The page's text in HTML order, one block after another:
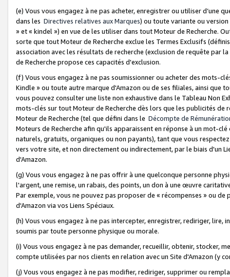
(e) Vous vous engagez à ne pas acheter, enregistrer ou utiliser d’une
dans les Directives relatives aux Marques) ou toute variante ou
» et « kindel ») en vue de les utiliser dans tout Moteur de Recherche.
sorte que tout Moteur de Recherche exclue les Termes Exclusifs
association avec les résultats de recherche (exclusion de requête
de Recherche propose ces capacités d'exclusion.
(f) Vous vous engagez à ne pas soumissionner ou acheter des mots-
Kindle » ou toute autre marque d'Amazon ou de ses filiales, ainsi que
vous pouvez consulter une liste non exhaustive dans le Tableau Non
mots-clés sur tout Moteur de Recherche dès lors que les publicités de
Moteur de Recherche (tel que défini dans le Décompte de
Moteurs de Recherche afin qu'ils apparaissent en réponse à un mot-
naturels, gratuits, organiques ou non payants), tant que vous
vers votre site, et non directement ou indirectement, par le biais d'un
d'Amazon.
(g) Vous vous engagez à ne pas offrir à une quelconque personne
l'argent, une remise, un rabais, des points, un don à une œuvre
Par exemple, vous ne pouvez pas proposer de « récompenses » ou
d'Amazon via vos Liens Spéciaux.
(h) Vous vous engagez à ne pas intercepter, enregistrer, rediriger,
soumis par toute personne physique ou morale.
(i) Vous vous engagez à ne pas demander, recueillir, obtenir, stocker,
compte utilisées par nos clients en relation avec un Site d'Amazon (y
(j) Vous vous engagez à ne pas modifier, rediriger, supprimer ou